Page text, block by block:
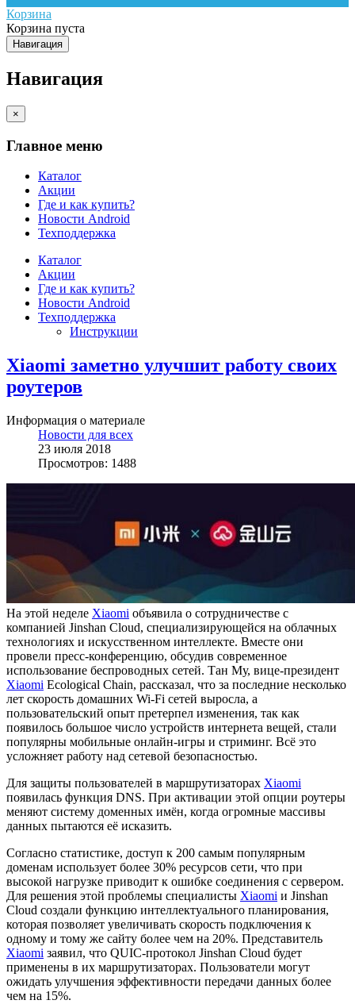
Корзина
Корзина пуста
Навигация
Навигация
×
Главное меню
Каталог
Акции
Где и как купить?
Новости Android
Техподдержка
Каталог
Акции
Где и как купить?
Новости Android
Техподдержка
Инструкции
Xiaomi заметно улучшит работу своих
роутеров
Информация о материале
Новости для всех
23 июля 2018
Просмотров: 1488
На этой неделе Xiaomi объявила о сотрудничестве с
компанией Jinshan Cloud, специализирующейся на облачных
технологиях и искусственном интеллекте. Вместе они
провели пресс-конференцию, обсудив современное
использование беспроводных сетей. Тан Му, вице-президент
Xiaomi Ecological Chain, рассказал, что за последние несколько
лет скорость домашних Wi-Fi сетей выросла, а
пользовательский опыт претерпел изменения, так как
появилось большое число устройств интернета вещей, стали
популярны мобильные онлайн-игры и стриминг. Всё это
усложняет работу над сетевой безопасностью.
Для защиты пользователей в маршрутизаторах Xiaomi
появилась функция DNS. При активации этой опции роутеры
меняют систему доменных имён, когда огромные массивы
данных пытаются её исказить.
Согласно статистике, доступ к 200 самым популярным
доменам использует более 30% ресурсов сети, что при
высокой нагрузке приводит к ошибке соединения с сервером.
Для решения этой проблемы специалисты Xiaomi и Jinshan
Cloud создали функцию интеллектуального планирования,
которая позволяет увеличивать скорость подключения к
одному и тому же сайту более чем на 20%. Представитель
Xiaomi заявил, что QUIC-протокол Jinshan Cloud будет
применены в их маршрутизаторах. Пользователи могут
ожидать улучшения эффективности передачи данных более
чем на 15%.